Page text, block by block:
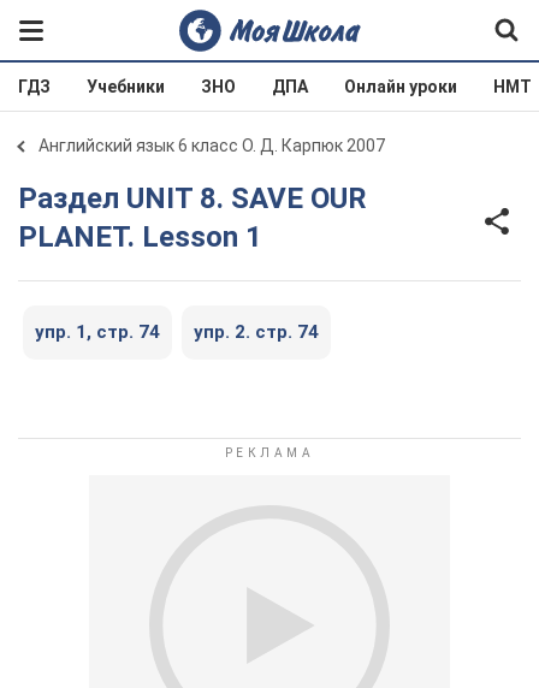
ГДЗ Учебники ЗНО ДПА Онлайн уроки НМТ
Английский язык 6 класс О. Д. Карпюк 2007
Раздел UNIT 8. SAVE OUR
PLANET. Lesson 1
упр. 1, стр. 74 упр. 2. стр. 74